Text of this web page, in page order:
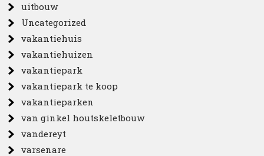
uitbouw
Uncategorized
vakantiehuis
vakantiehuizen
vakantiepark
vakantiepark te koop
vakantieparken
van ginkel houtskeletbouw
vandereyt
varsenare